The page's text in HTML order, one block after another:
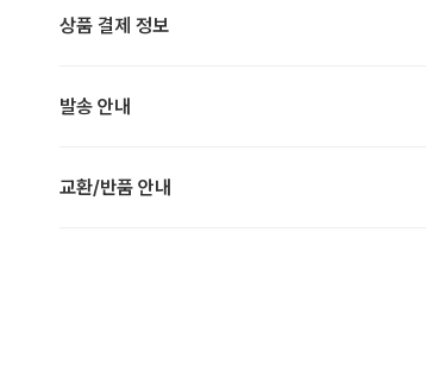
상품 결제 정보
발송 안내
교환/반품 안내